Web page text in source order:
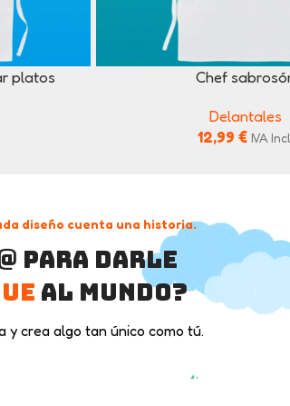
platos Chef
Delantales
12,99 € IVA
diseño cuenta una historia.
para darle
al mundo?
y crea algo tan único como tú.